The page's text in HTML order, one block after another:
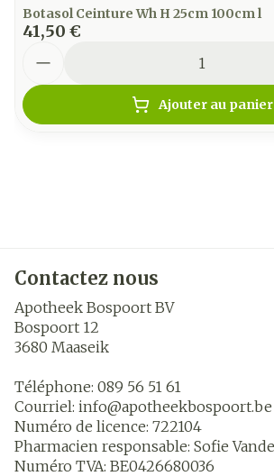
Botasol Ceinture Wh H 25cm 100cm l
41,50 €
Ajouter au panier
Contactez nous
Apotheek Bospoort BV
Bospoort 12
3680 Maaseik
Téléphone: 089 56 51 61
Courriel: info@apotheekbospoort.be
Numéro de licence: 722104
Pharmacien responsable: Sofie
Numéro TVA: BE0426680036